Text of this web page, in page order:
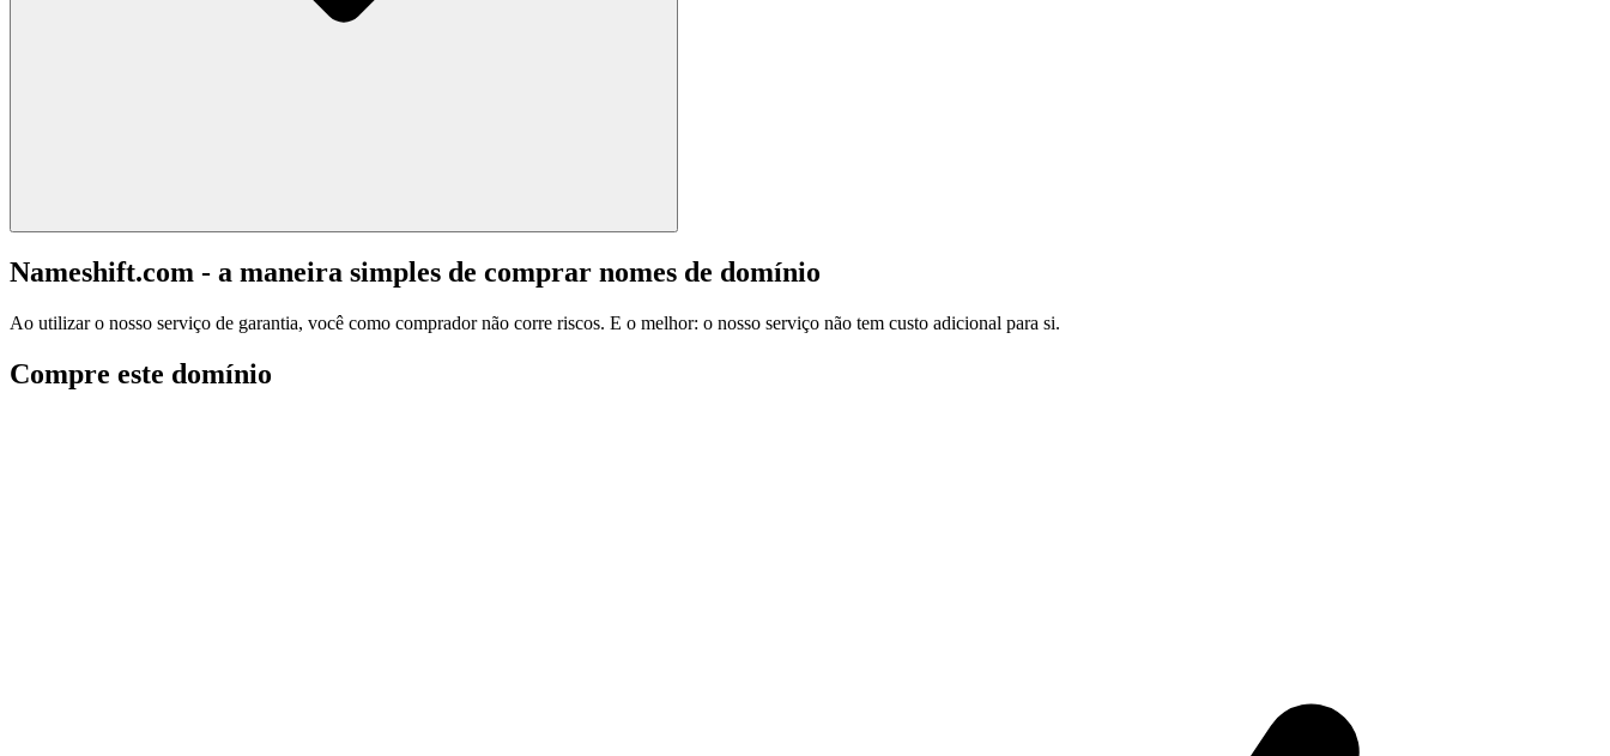
Nameshift.com - a maneira simples de comprar nomes de domínio
Ao utilizar o nosso serviço de garantia, você como comprador não corre riscos. E o melhor: o nosso serviço não tem custo adicional para si.
Compre este domínio